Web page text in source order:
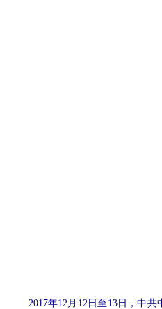
2017年12月12日至13日，中